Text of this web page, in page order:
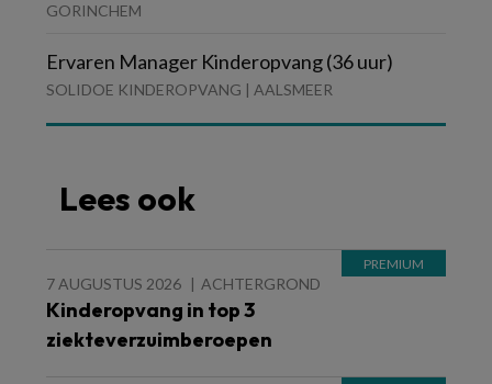
GORINCHEM
Ervaren Manager Kinderopvang (36 uur)
SOLIDOE KINDEROPVANG | AALSMEER
Lees ook
7 AUGUSTUS 2026 ACHTERGROND
Kinderopvang in top 3
ziekteverzuimberoepen